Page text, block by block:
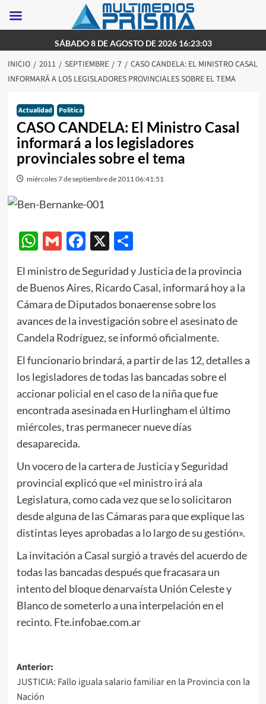
al
contenido
SÁBADO 8 DE AGOSTO DE 2026 16:23:03
INICIO 2011 SEPTIEMBRE 7
CASO CANDELA: EL MINISTRO CASAL
INFORMARÁ A LOS LEGISLADORES PROVINCIALES SOBRE EL TEMA
Actualidad Politica
CASO CANDELA: El Ministro Casal
informará a los legisladores
provinciales sobre el tema
miércoles 7 de septiembre de 2011 06:41:51
WhatsApp
GmailFacebook
X Compartir
El ministro de Seguridad y Justicia de la provincia
de Buenos Aires, Ricardo Casal, informará hoy a la
Cámara de Diputados bonaerense sobre los
avances de la investigación sobre el asesinato de
Candela Rodríguez, se informó oficialmente.
El funcionario brindará, a partir de las 12, detalles a
los legisladores de todas las bancadas sobre el
accionar policial en el caso de la niña que fue
encontrada asesinada en Hurlingham el último
miércoles, tras permanecer nueve días
desaparecida.
Un vocero de la cartera de Justicia y Seguridad
provincial explicó que «el ministro irá ala
Legislatura, como cada vez que se lo solicitaron
desde alguna de las Cámaras para que explique las
distintas leyes aprobadas a lo largo de su gestión».
La invitación a Casal surgió a través del acuerdo de
todas las bancadas después que fracasara un
intento del bloque denarvaísta Unión Celeste y
Blanco de someterlo a una interpelación en el
recinto. Fte.infobae.com.ar
Navegación
de
Anterior:
JUSTICIA: Fallo iguala salario familiar en la Provincia con la
Nación